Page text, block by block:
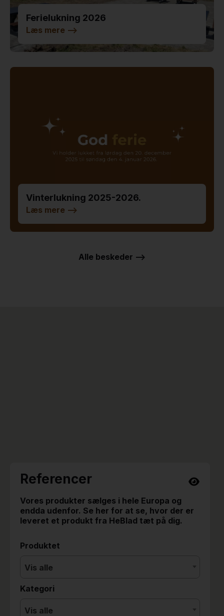
Ferielukning 2026
Læs mere -->
Vinterlukning 2025-2026.
Læs mere -->
Alle beskeder -->
Referencer
Vores produkter sælges i hele Europa og
endda udenfor. Se her for at se, hvor der er
leveret et produkt fra HeBlad tæt på dig.
Produktet
Vis alle
Kategori
Vis alle